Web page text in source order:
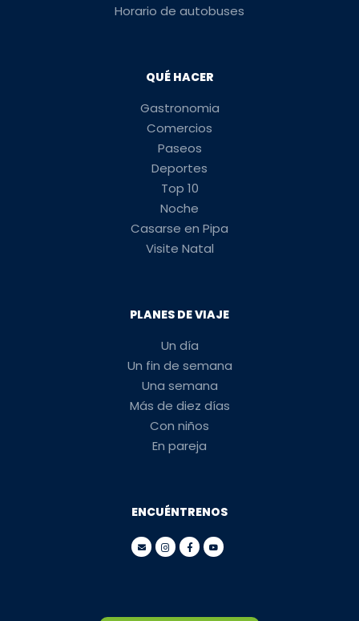
Horario de autobuses
QUÉ HACER
Gastronomia
Comercios
Paseos
Deportes
Top 10
Noche
Casarse en Pipa
Visite Natal
PLANES DE VIAJE
Un día
Un fin de semana
Una semana
Más de diez días
Con niños
En pareja
ENCUÉNTRENOS